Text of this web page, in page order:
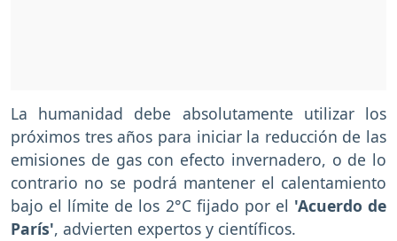
La humanidad debe absolutamente utilizar los
próximos tres años para iniciar la reducción de las
emisiones de gas con efecto invernadero, o de lo
contrario no se podrá mantener el calentamiento
bajo el límite de los 2°C fijado por el 'Acuerdo de
París', advierten expertos y científicos.